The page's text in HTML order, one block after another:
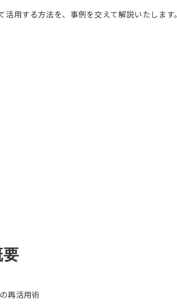
用する方法を、事例を交えて解説いたします。
再活用術